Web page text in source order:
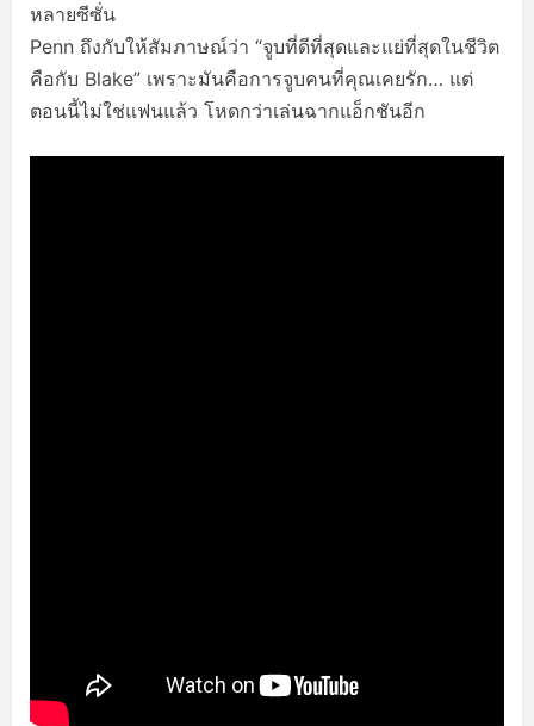
หลายซีซั่น
Penn ถึงกับให้สัมภาษณ์ว่า “จูบที่ดีที่สุดและแย่ที่สุดในชีวิต
คือกับ Blake” เพราะมันคือการจูบคนที่คุณเคยรัก… แต่
ตอนนี้ไม่ใช่แฟนแล้ว โหดกว่าเล่นฉากแอ็กชันอีก